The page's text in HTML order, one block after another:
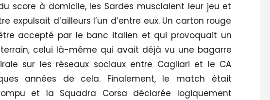
score à domicile, les Sardes musclaient leur jeu et
expulsait d’ailleurs l’un d’entre eux. Un carton rouge
accepté par le banc italien et qui provoquait un
celui là-même qui avait déjà vu une bagarre
sur les réseaux sociaux entre Cagliari et le CA
années de cela. Finalement, le match était
et la Squadra Corsa déclarée logiquement